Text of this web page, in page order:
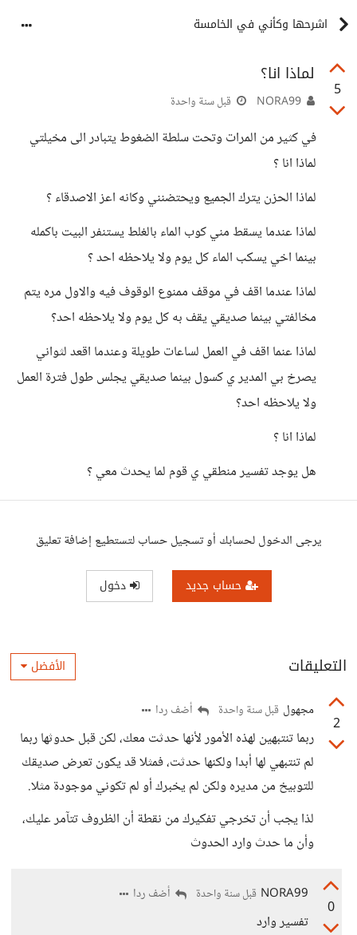
اشرحها وكأني في الخامسة
5
لماذا انا؟
قبل سنة واحدة
في كثير من المرات وتحت سلطة الضغوط يتبادر الى مخيلتي
لماذا انا ؟
لماذا الحزن يترك الجميع ويحتضنني وكانه اعز الاصدقاء ؟
لماذا عندما يسقط مني كوب الماء بالغلط يستنفر البيت باكمله
بينما اخي يسكب الماء كل يوم ولا يلاحظه احد ؟
لماذا عندما اقف في موقف ممنوع الوقوف فيه والاول مره يتم
مخالفتي بينما صديقي يقف به كل يوم ولا يلاحظه احد؟
لماذا عنما اقف في العمل لساعات طويلة وعندما اقعد لثواني
يصرخ بي المدير ي كسول بينما صديقي يجلس طول فترة العمل
ولا يلاحظه احد؟
لماذا انا ؟
هل يوجد تفسير منطقي ي قوم لما يحدث معي ؟
يرجى الدخول لحسابك أو تسجيل حساب لتستطيع إضافة تعليق
حساب جديد دخول
التعليقات الأفضل
2
مجهول قبل سنة واحدة أضف ردا
ربما تنتبهين لهذه الأمور لأنها حدثت معك، لكن قبل حدوثها ربما
لم تنتبهي لها أبدا ولكنها حدثت، فمثلا قد يكون تعرض صديقك
للتوبيخ من مديره ولكن لم يخبرك أو لم تكوني موجودة مثلا.
لذا يجب أن تخرجي تفكيرك من نقطة أن الظروف تتآمر عليك،
وأن ما حدث وارد الحدوث
0
NORA99 قبل سنة واحدة أضف ردا
تفسير وارد